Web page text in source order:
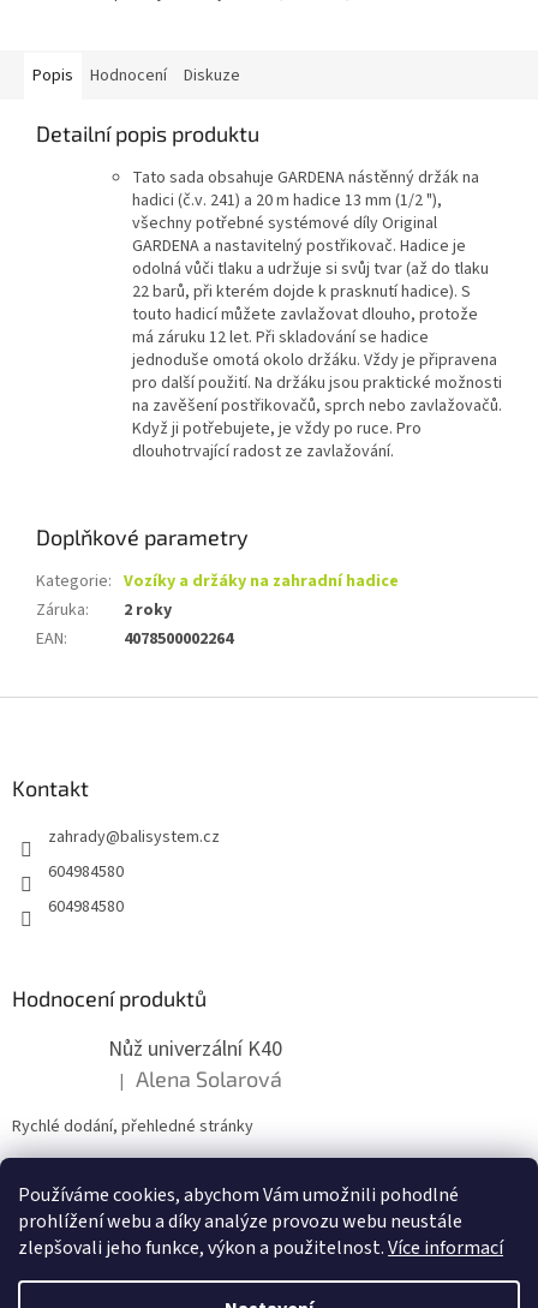
Používáme cookies, abychom Vám umožnili pohodlné
prohlížení webu a díky analýze provozu webu neustále
zlepšovali jeho funkce, výkon a použitelnost.Více informací
Popis Hodnocení Diskuze
Detailní popis produktu
Tato sada obsahuje GARDENA nástěnný držák na
hadici (č.v. 241) a 20 m hadice 13 mm (1/2 "),
všechny potřebné systémové díly Original
GARDENA a nastavitelný postřikovač. Hadice je
odolná vůči tlaku a udržuje si svůj tvar (až do tlaku
22 barů, při kterém dojde k prasknutí hadice). S
touto hadicí můžete zavlažovat dlouho, protože
má záruku 12 let. Při skladování se hadice
jednoduše omotá okolo držáku. Vždy je připravena
pro další použití. Na držáku jsou praktické možnosti
na zavěšení postřikovačů, sprch nebo zavlažovačů.
Když ji potřebujete, je vždy po ruce. Pro ​​
dlouhotrvající radost ze zavlažování.
Doplňkové parametry
Kategorie: Vozíky a držáky na zahradní hadice
Záruka:
2 roky
EAN: 4078500002264
Kontakt
zahrady@balisystem.cz
604984580
604984580
Hodnocení produktů
Nůž univerzální K40
Hodnocení produktu je 5 z 5 hvězdiček.
| Alena Solarová
Rychlé dodání, přehledné stránky
ZDE NÁM MŮŽETE VLOŽIT HODNOCENÍ